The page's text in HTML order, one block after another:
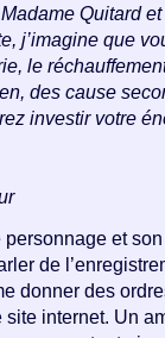
Quitard
j’imagine que
le
des cause
investir votre
et
de
donner des
internet. Un